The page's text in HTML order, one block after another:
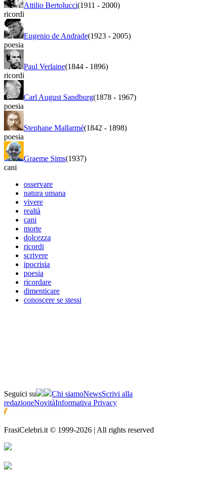
Attilio Bertolucci(1911 - 2000)
ricordi
Eugenio de Andrade(1923 - 2005)
poesia
Paul Verlaine(1844 - 1896)
ricordi
Carl August Sandburg(1878 - 1967)
poesia
Stephane Mallarmé(1842 - 1898)
poesia
Graeme Sims(1937)
cani
osservare
natura umana
vivere
realtà
cani
morte
dolcezza
ricordi
scrivere
ipocrisia
poesia
ricordare
dimenticare
conoscere se stessi
Seguici su Chi siamoNewsScrivi alla
redazioneNovitàInformativa Privacy
FrasiCelebri.it © 1999-2026 | All rights reserved